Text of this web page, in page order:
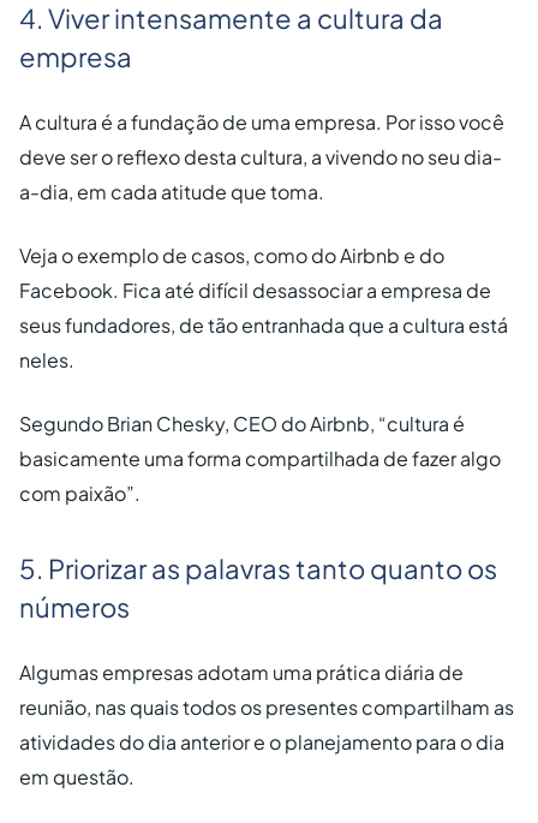
4. Viver intensamente a cultura da
empresa
A cultura é a fundação de uma empresa. Por isso você
deve ser o reflexo desta cultura, a vivendo no seu dia-
a-dia, em cada atitude que toma.
Veja o exemplo de casos, como do Airbnb e do
Facebook. Fica até difícil desassociar a empresa de
seus fundadores, de tão entranhada que a cultura está
neles.
Segundo Brian Chesky, CEO do Airbnb, “cultura é
basicamente uma forma compartilhada de fazer algo
com paixão”.
5. Priorizar as palavras tanto quanto os
números
Algumas empresas adotam uma prática diária de
reunião, nas quais todos os presentes compartilham as
atividades do dia anterior e o planejamento para o dia
em questão.